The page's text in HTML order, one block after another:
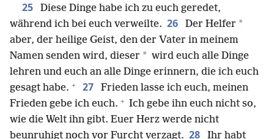
25
Diese Dinge habe ich zu euch geredet,
während ich bei euch verweilte. 26 Der Helfer *
aber, der heilige Geist, den der Vater in meinem
Namen senden wird, dieser * wird euch alle Dinge
lehren und euch an alle Dinge erinnern, die ich euch
gesagt habe. + 27
Frieden lasse ich euch, meinen
Frieden gebe ich euch. + Ich gebe ihn euch nicht so,
wie die Welt ihn gibt. Euer Herz werde nicht
beunruhigt noch vor Furcht verzagt. 28
Ihr habt